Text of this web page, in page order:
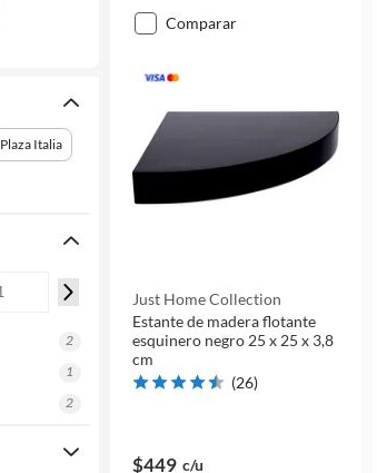
Plaza Italia
2
1
2
comparar
Just Home Collection
Estante de madera flotante
esquinero negro 25 x 25 x 3,8
cm
(26)
$449 c/u